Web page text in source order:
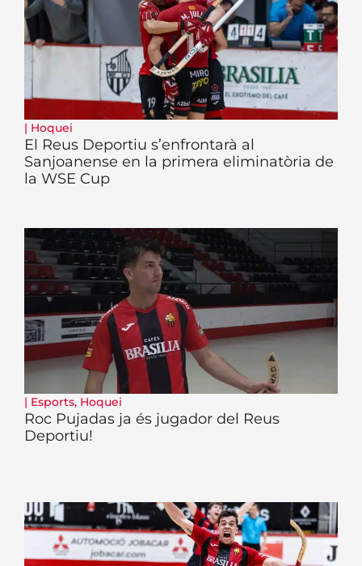
| Hoquei
El Reus Deportiu s’enfrontarà al
Sanjoanense en la primera eliminatòria de
la WSE Cup
| Esports, Hoquei
Roc Pujadas ja és jugador del Reus
Deportiu!